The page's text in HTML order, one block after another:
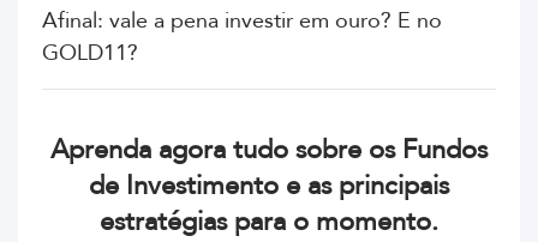
Afinal: vale a pena investir em ouro? E no
GOLD11?
Aprenda agora tudo sobre os Fundos
de Investimento e as principais
estratégias para o momento.